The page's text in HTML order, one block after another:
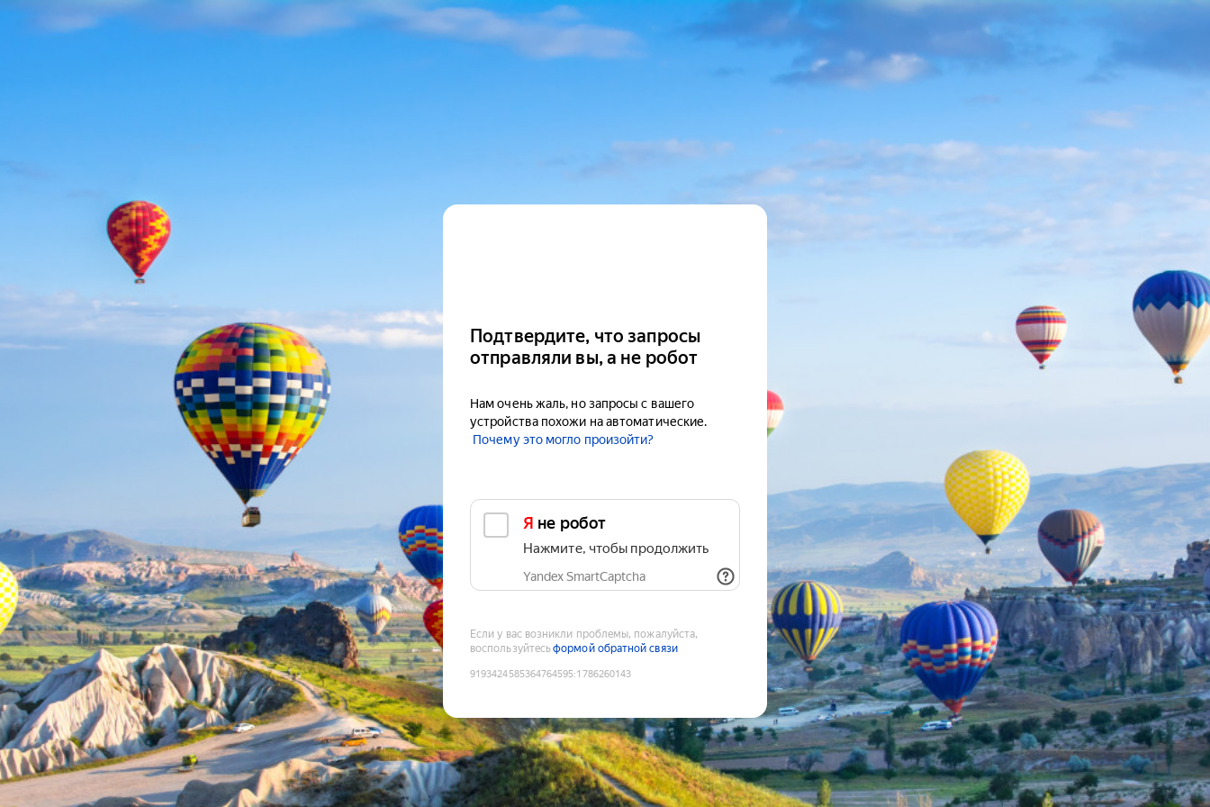
Подтвердите, что запросы
отправляли вы, а не робот
Нам очень жаль, но запросы с вашего
устройства похожи на автоматические.
Почему это могло произойти?
Я не робот
Нажмите, чтобы продолжить
Yandex SmartCaptcha
Если у вас возникли проблемы, пожалуйста,
воспользуйтесьформой обратной связи
9193424585364764595:1786260143